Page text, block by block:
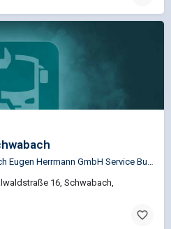
OMNIplus BusWorld Schwabach Eugen Herrmann GmbH Service Busspezifische Reparaturen für die Marken…
16, Schwabach,